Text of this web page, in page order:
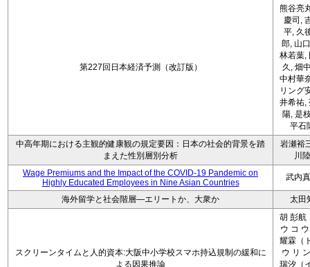
第227回日本経済予測（改訂版）
熊谷亮
慶司,
平, 久
郎, 山
林若葉,
久, 畑
中村華
リング
井希祐,
陽, 是
平石
中高年期における主観的健康観の規定要因：日本の社会的背景を踏
まえた性別層別分析
岩瀬裕
川
Wage Premiums and the Impact of the COVID‑19 Pandemic on
Highly Educated Employees in Nine Asian Countries
武内
海外留学と社会階層―エリートか、大衆か 太田
スクリーンタイムと人的資本:大阪中小学校スマホ持込規制の緩和に
よる因果推論
胡 彭航
ウ コ
耀霖（
ウ リ
瑞汐（